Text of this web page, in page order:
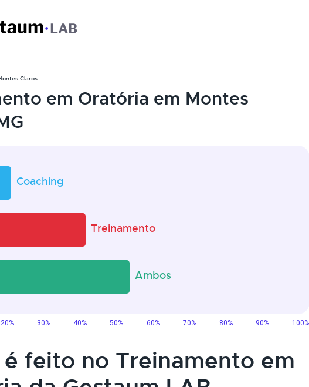
Claros
em Oratória em Montes
feito no Treinamento em